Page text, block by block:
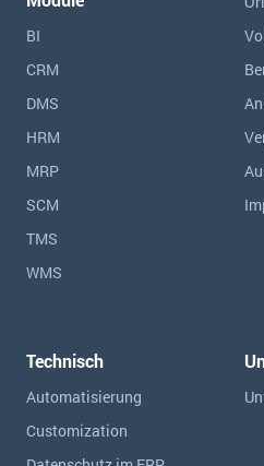
BI
CRM
DMS
HRM
MRP
SCM
TMS
WMS
Technisch
Automatisierung
Customization